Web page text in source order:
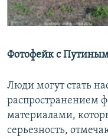
Фотофейк с
Люди могут стать
распространением
материалами,
серьезность,